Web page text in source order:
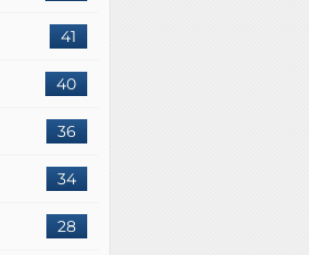
41
40
36
34
28